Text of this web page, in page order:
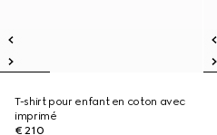
T-shirt pour enfant en coton avec
imprimé
€ 210